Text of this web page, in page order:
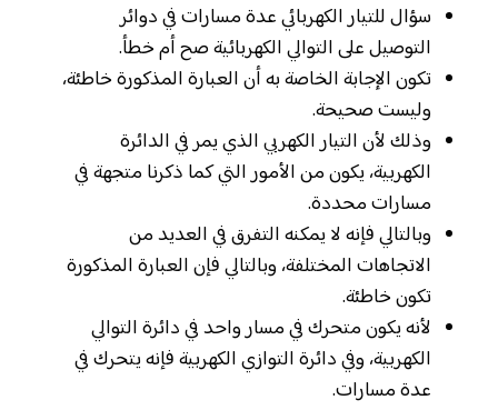
سؤال للتيار الكهربائي عدة مسارات في دوائر
التوصيل على التوالي الكهربائية صح أم خطأ.
تكون الإجابة الخاصة به أن العبارة المذكورة خاطئة،
وليست صحيحة.
وذلك لأن التيار الكهربي الذي يمر في الدائرة
الكهربية، يكون من الأمور التي كما ذكرنا متجهة في
مسارات محددة.
وبالتالي فإنه لا يمكنه التفرق في العديد من
الاتجاهات المختلفة، وبالتالي فإن العبارة المذكورة
تكون خاطئة.
لأنه يكون متحرك في مسار واحد في دائرة التوالي
الكهربية، وفي دائرة التوازي الكهربية فإنه يتحرك في
عدة مسارات.